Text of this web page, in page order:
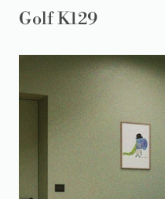
Golf K129